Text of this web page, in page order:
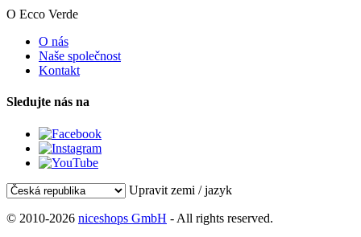
O Ecco Verde
O nás
Naše společnost
Kontakt
Sledujte nás na
Upravit zemi / jazyk
© 2010-2026 niceshops GmbH - All rights reserved.